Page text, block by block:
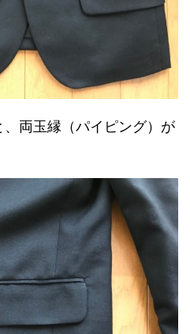
両玉縁（パイピング）が